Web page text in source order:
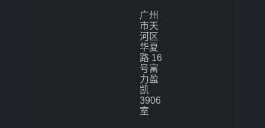
广州
市天
河区
华夏
路 16
号富
力盈
凯
3906
室